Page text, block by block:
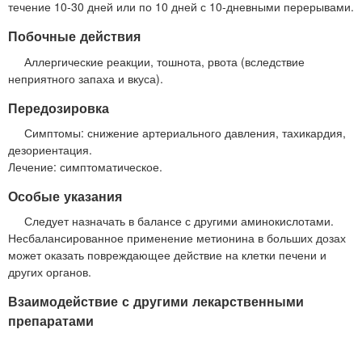
течение 10-30 дней или по 10 дней с 10-дневными перерывами.
Побочные действия
Аллергические реакции, тошнота, рвота (вследствие
неприятного запаха и вкуса).
Передозировка
Симптомы: снижение артериального давления, тахикардия,
дезориентация.
Лечение: симптоматическое.
Особые указания
Следует назначать в балансе с другими аминокислотами.
Несбалансированное применение метионина в больших дозах
может оказать повреждающее действие на клетки печени и
других органов.
Взаимодействие с другими лекарственными
препаратами